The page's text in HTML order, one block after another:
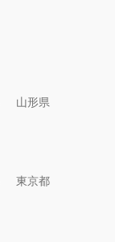
山形県
東京都